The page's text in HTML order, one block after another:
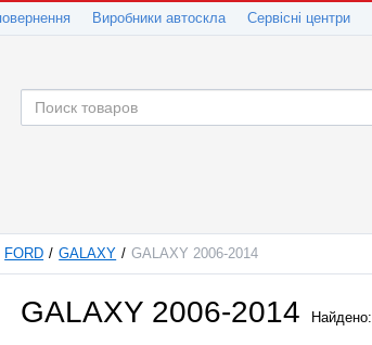
Виробники автоскла Сервісні центри
FORD GALAXY GALAXY 2006-2014
GALAXY 2006-2014 Найдено: